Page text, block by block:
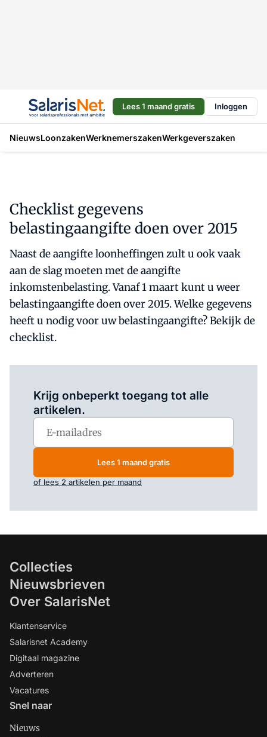
Lees 1 maand gratis Inloggen
NieuwsLoonzakenWerknemerszakenWerkgeverszaken
Checklist gegevens
belastingaangifte doen over 2015
Naast de aangifte loonheffingen zult u ook vaak
aan de slag moeten met de aangifte
inkomstenbelasting. Vanaf 1 maart kunt u weer
belastingaangifte doen over 2015. Welke gegevens
heeft u nodig voor uw belastingaangifte? Bekijk de
checklist.
Krijg onbeperkt toegang tot alle
artikelen.
Lees 1 maand gratis
of lees 2 artikelen per maand
Collecties
Nieuwsbrieven
Over SalarisNet
Klantenservice
Salarisnet Academy
Digitaal magazine
Adverteren
Vacatures
Snel naar
Nieuws